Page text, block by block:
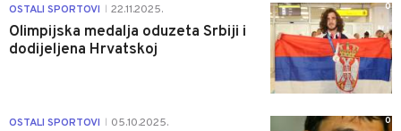
OSTALI SPORTOVI 22.11.2025.
Olimpijska medalja oduzeta Srbiji i
dodijeljena Hrvatskoj
0
OSTALI SPORTOVI 05.10.2025. 0